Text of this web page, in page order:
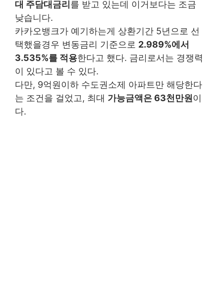
대 주담대금리 를 받고 있는데 이거보다는 조금
낮습니다.
카카오뱅크가 예기하는게 상환기간 5년으로 선
택했을경우 변동금리 기준으로 2.989%에서
3.535%를 적용한다고 했다. 금리로서는 경쟁력
이 있다고 볼 수 있다.
다만, 9억원이하 수도권소제 아파트만 해당한다
는 조건을 걸었고, 최대 가능금액은 63천만원이
다.